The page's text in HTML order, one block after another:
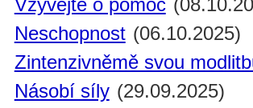
Vzývejte o pomoc
Neschopnost (06.10.2025)
Zintenzivněmě svou
Násobí síly (29.09.2025)